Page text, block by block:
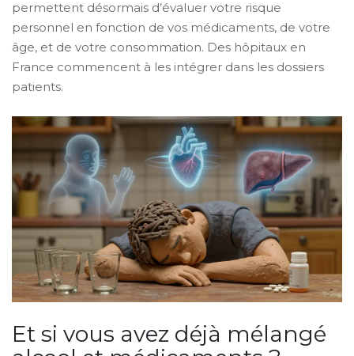
permettent désormais d’évaluer votre risque
personnel en fonction de vos médicaments, de votre
âge, et de votre consommation. Des hôpitaux en
France commencent à les intégrer dans les dossiers
patients.
Et si vous avez déjà mélangé